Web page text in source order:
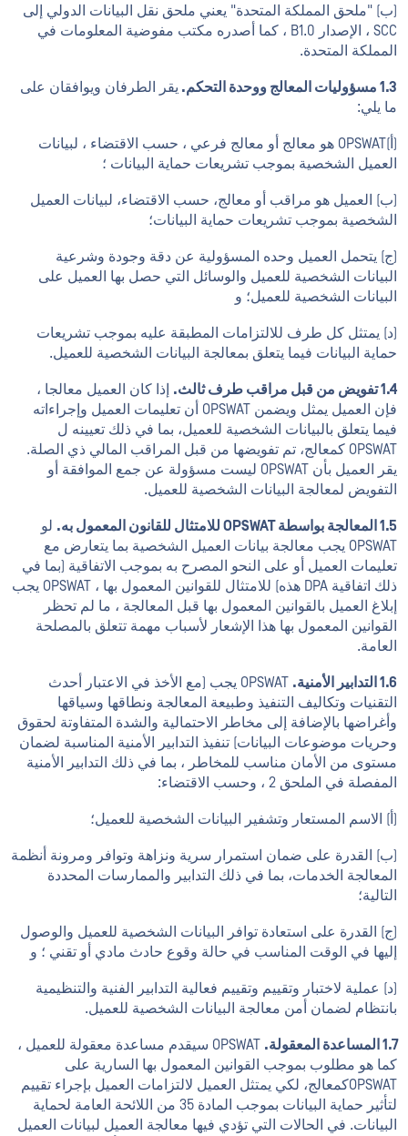
(ب) "ملحق المملكة المتحدة" يعني ملحق نقل البيانات الدولي إلى
SCC ، الإصدار B1.0 ، كما أصدره مكتب مفوضية المعلومات في
المملكة المتحدة.
1.3 مسؤوليات المعالج ووحدة التحكم.
يقر الطرفان ويوافقان على
ما يلي:
(أ)OPSWAT هو معالج أو معالج فرعي ، حسب الاقتضاء ، لبيانات
العميل الشخصية بموجب تشريعات حماية البيانات ؛
(ب) العميل هو مراقب أو معالج، حسب الاقتضاء، لبيانات العميل
الشخصية بموجب تشريعات حماية البيانات؛
(ج) يتحمل العميل وحده المسؤولية عن دقة وجودة وشرعية
البيانات الشخصية للعميل والوسائل التي حصل بها العميل على
البيانات الشخصية للعميل؛ و
(د) يمتثل كل طرف للالتزامات المطبقة عليه بموجب تشريعات
حماية البيانات فيما يتعلق بمعالجة البيانات الشخصية للعميل.
1.4 تفويض من قبل مراقب طرف ثالث.
إذا كان العميل معالجا ،
فإن العميل يمثل ويضمن OPSWAT أن تعليمات العميل وإجراءاته
فيما يتعلق بالبيانات الشخصية للعميل، بما في ذلك تعيينه ل
OPSWAT كمعالج، تم تفويضها من قبل المراقب المالي ذي الصلة.
يقر العميل بأن OPSWAT ليست مسؤولة عن جمع الموافقة أو
التفويض لمعالجة البيانات الشخصية للعميل.
1.5 المعالجة بواسطة OPSWAT للامتثال للقانون المعمول به.
لو
OPSWAT يجب معالجة بيانات العميل الشخصية بما يتعارض مع
تعليمات العميل أو على النحو المصرح به بموجب الاتفاقية (بما في
ذلك اتفاقية DPA هذه) للامتثال للقوانين المعمول بها ، OPSWAT يجب
إبلاغ العميل بالقوانين المعمول بها قبل المعالجة ، ما لم تحظر
القوانين المعمول بها هذا الإشعار لأسباب مهمة تتعلق بالمصلحة
العامة.
1.6 التدابير الأمنية.
OPSWAT يجب (مع الأخذ في الاعتبار أحدث
التقنيات وتكاليف التنفيذ وطبيعة المعالجة ونطاقها وسياقها
وأغراضها بالإضافة إلى مخاطر الاحتمالية والشدة المتفاوتة لحقوق
وحريات موضوعات البيانات) تنفيذ التدابير الأمنية المناسبة لضمان
مستوى من الأمان مناسب للمخاطر ، بما في ذلك التدابير الأمنية
المفصلة في الملحق 2 ، وحسب الاقتضاء:
(أ) الاسم المستعار وتشفير البيانات الشخصية للعميل؛
(ب) القدرة على ضمان استمرار سرية ونزاهة وتوافر ومرونة أنظمة
المعالجة الخدمات، بما في ذلك التدابير والممارسات المحددة
التالية؛
(ج) القدرة على استعادة توافر البيانات الشخصية للعميل والوصول
إليها في الوقت المناسب في حالة وقوع حادث مادي أو تقني ؛ و
(د) عملية لاختبار وتقييم وتقييم فعالية التدابير الفنية والتنظيمية
بانتظام لضمان أمن معالجة البيانات الشخصية للعميل.
1.7 المساعدة المعقولة.
OPSWAT سيقدم مساعدة معقولة للعميل ،
كما هو مطلوب بموجب القوانين المعمول بها السارية على
OPSWATكمعالج، لكي يمتثل العميل لالتزامات العميل بإجراء تقييم
لتأثير حماية البيانات بموجب المادة 35 من اللائحة العامة لحماية
البيانات. في الحالات التي تؤدي فيها معالجة العميل لبيانات العميل